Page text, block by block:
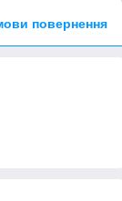
повернення